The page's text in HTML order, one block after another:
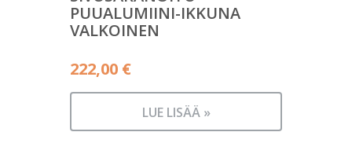
PUUALUMIINI-IKKUNA
VALKOINEN
222,00 €
LUE LISÄÄ »